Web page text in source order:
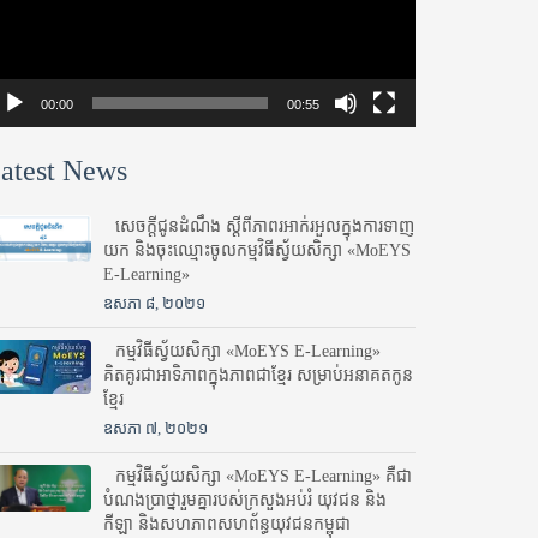
00:00 00:55
News
សេចក្តីជូនដំណឹង ស្តី​ពីភាព​រអាក់រអួល​ក្នុងការ​ទាញ​
យក និង​ចុះ​ឈ្មោះ​ចូល​កម្មវិធី​ស្វ័យសិក្សា «MoEYS
E-Learning»
ឧសភា ៨, ២០២១
កម្មវិធីស្វ័យសិក្សា «MoEYS E-Learning»
គិតគូរជាអាទិភាពក្នុងភាពជាខ្មែរ សម្រាប់អនាគតកូន
ខ្មែរ
ឧសភា ៧, ២០២១
កម្មវិធីស្វ័យសិក្សា «MoEYS E-Learning» គឺជា
បំណងប្រាថ្នារួមគ្នារបស់ក្រសួងអប់រំ​ យុវជន និង
កីឡា និងសហភាពសហព័ន្ធយុវជនកម្ពុជា